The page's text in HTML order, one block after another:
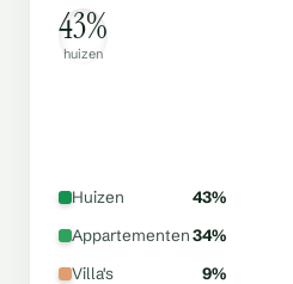
43%
huizen
Huizen
43%
Appartementen34%
Villa's
9%